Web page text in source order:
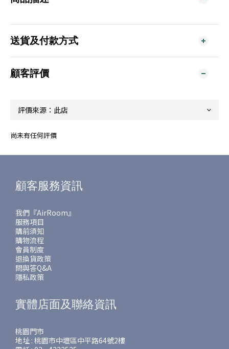
送貨及付款方式
顧客評價
尚未有任何評價
顧客服務資訊
我們『AirRoom』
服務項目
購前須知
購物流程
會員制度
退換貨政策
問與答Q&A
隱私政策
實體店面及聯絡資訊
桃園門市
地址 : 桃園市中壢區中平路64號2樓